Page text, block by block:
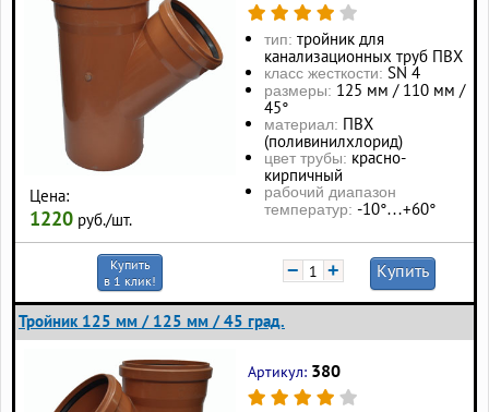
Цена:
1220 руб./шт.
тип: тройник для
канализационных труб ПВХ
класс жесткости: SN 4
размеры: 125 мм / 110 мм /
45°
материал: ПВХ
(поливинилхлорид)
цвет трубы: красно-
кирпичный
рабочий диапазон
температур: -10°…+60°
Купить
в 1 клик!
− + Купить
Тройник 125 мм / 125 мм / 45 град.
Артикул: 380